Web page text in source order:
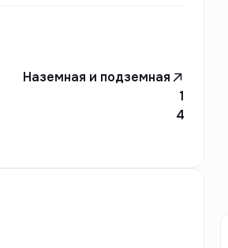
Наземная и подземная
1
4